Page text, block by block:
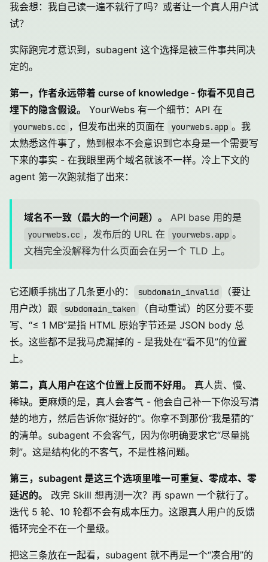
我会想：我自己读一遍不就行了吗？或者让一个真人用户试
试？
实际跑完才意识到，subagent 这个选择是被三件事共同决
定的。
第一，作者永远带着 curse of knowledge - 你看不见自己
埋下的隐含假设。
YourWebs 有一个细节：API 在
yourwebs.cc ，但发布出来的页面在 yourwebs.app 。我
太熟悉这件事了，熟到根本不会意识到它本身是一个需要写
下来的事实 - 在我眼里两个域名就该不一样。冷上下文的
agent 第一次跑就指了出来：
域名不一致（最大的一个问题）。 API base 用的是
yourwebs.cc ，发布后的 URL 在 yourwebs.app 。
文档完全没解释为什么页面会在另一个 TLD 上。
它还顺手挑出了几条更小的： subdomain_invalid
（要让
用户改）跟
subdomain_taken
（自动重试）的区分要不要
写、“≤ 1 MB”是指 HTML 原始字节还是 JSON body 总
长。这些都不是我马虎漏掉的 - 是我处在“看不见”的位置
上。
第二，真人用户在这个位置上反而不好用。
真人贵、慢、
稀缺。更麻烦的是，真人会客气 - 他会自己补一下你没写清
楚的地方，然后告诉你“挺好的”。你拿不到那份“我是猜的”
的清单。subagent 不会客气，因为你明确要求它“尽量挑
刺”。这是结构化的不客气，不是性格问题。
第三，subagent 是这三个选项里唯一可重复、零成本、零
延迟的。
改完 Skill 想再测一次？再 spawn 一个就行了。
迭代 5 轮、10 轮都不会有成本压力。这跟真人用户的反馈
循环完全不在一个量级。
把这三条放在一起看，subagent 就不再是一个“凑合用”的